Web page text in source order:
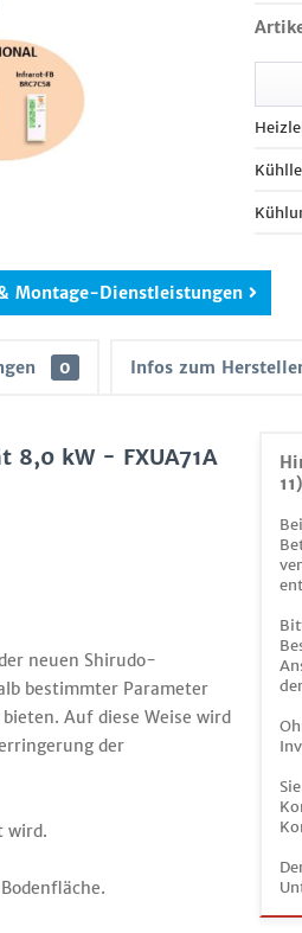
Montage-Dienstleistungen
0 Infos zum
kW - FXUA71A
neuen Shirudo-
bestimmter Parameter
Auf diese Weise wird
der
wird.